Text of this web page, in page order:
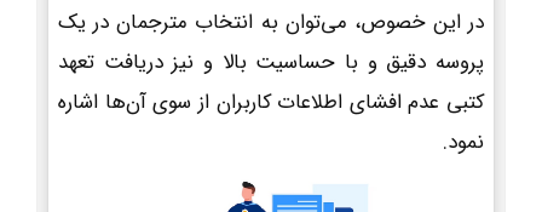
در این خصوص، می‌توان به انتخاب مترجمان در یک
پروسه دقیق و با حساسیت بالا و نیز دریافت تعهد
کتبی عدم افشای اطلاعات کاربران از سوی آن‌ها اشاره
نمود.